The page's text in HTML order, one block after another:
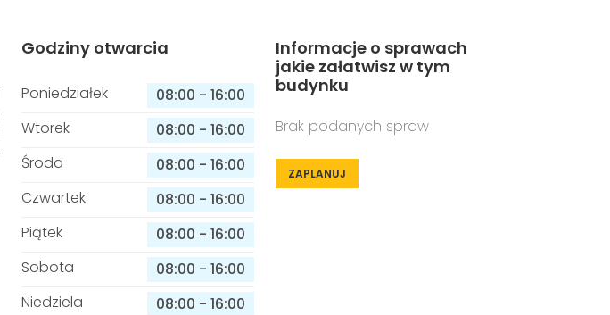
Godziny otwarcia
Poniedziałek 08:00 - 16:00
Wtorek
08:00 - 16:00
Środa
08:00 - 16:00
Czwartek
08:00 - 16:00
Piątek
08:00 - 16:00
Sobota
08:00 - 16:00
Niedziela
08:00 - 16:00
Informacje o sprawach
jakie załatwisz w tym
budynku
Brak podanych spraw
ZAPLANUJ